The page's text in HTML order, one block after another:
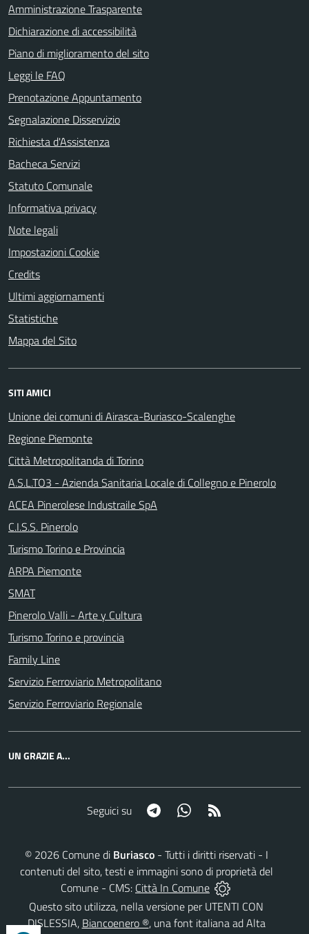
Amministrazione Trasparente
Dichiarazione di accessibilità
Piano di miglioramento del sito
Leggi le FAQ
Prenotazione Appuntamento
Segnalazione Disservizio
Richiesta d'Assistenza
Bacheca Servizi
Statuto Comunale
Informativa privacy
Note legali
Impostazioni Cookie
Credits
Ultimi aggiornamenti
Statistiche
Mappa del Sito
SITI AMICI
Unione dei comuni di Airasca-Buriasco-Scalenghe
Regione Piemonte
Città Metropolitanda di Torino
A.S.L.TO3 - Azienda Sanitaria Locale di Collegno e Pinerolo
ACEA Pinerolese Industraile SpA
C.I.S.S. Pinerolo
Turismo Torino e Provincia
ARPA Piemonte
SMAT
Pinerolo Valli - Arte y Cultura
Turismo Torino e provincia
Family Line
Servizio Ferroviario Metropolitano
Servizio Ferroviario Regionale
UN GRAZIE A...
Seguici su Telegram Whatsapp
© 2026Comune di Buriasco- Tutti i diritti riservati - I
contenuti del sito, testi e immagini sono di proprietà del
Comune - CMS: Città In Comune
Questo sito utilizza, nella versione per UTENTI CON
DISLESSIA, Biancoenero ®, una font italiana ad Alta